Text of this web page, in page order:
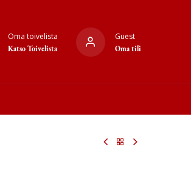
Oma toivelista
Katso Toivelista
Guest
Oma tili